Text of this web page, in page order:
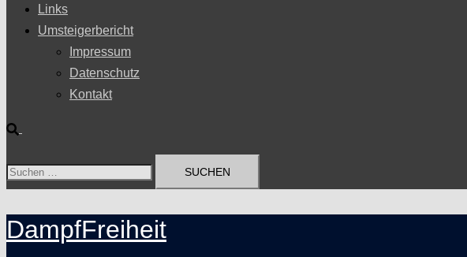
Links
Umsteigerbericht
Impressum
Datenschutz
Kontakt
Suche
Suchen
DampfFreiheit